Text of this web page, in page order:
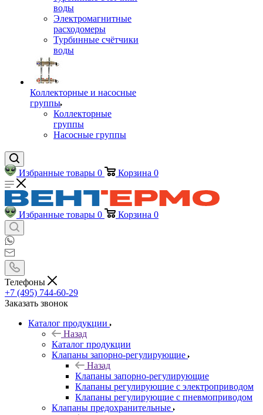
воды
Электромагнитные
расходомеры
Турбинные счётчики
воды
Коллекторные и насосные
группы
Коллекторные
группы
Насосные группы
Избранные товары 0 Корзина 0
Избранные товары 0 Корзина 0
Телефоны
+7 (495) 744-60-29
Заказать звонок
Каталог продукции
Назад
Каталог продукции
Клапаны запорно-регулирующие
Назад
Клапаны запорно-регулирующие
Клапаны регулирующие с электроприводом
Клапаны регулирующие с пневмоприводом
Клапаны предохранительные